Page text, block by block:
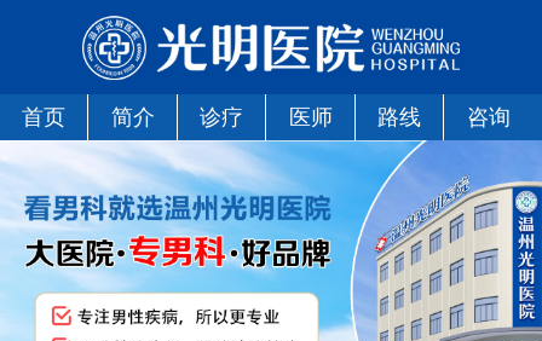
首页 简介 诊疗 医师 路线 咨询